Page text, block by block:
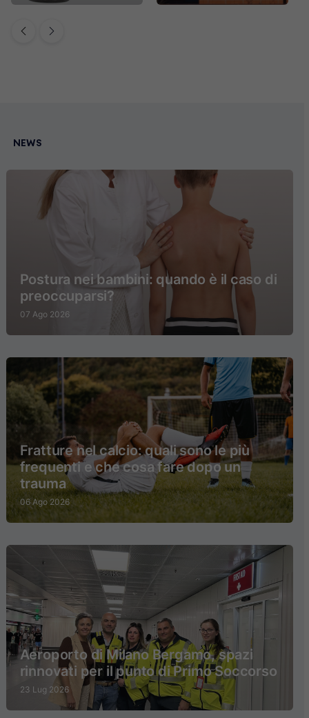
NEWS
Postura nei bambini: quando è il caso di
preoccuparsi?
07 Ago 2026
Fratture nel calcio: quali sono le più
frequenti e che cosa fare dopo un
trauma
06 Ago 2026
Aeroporto di Milano Bergamo, spazi
rinnovati per il punto di Primo Soccorso
23 Lug 2026